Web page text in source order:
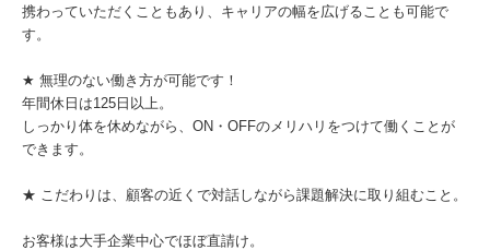
携わっていただくこともあり、キャリアの幅を広げることも可能で
す。
★ 無理のない働き方が可能です！
年間休日は125日以上。
しっかり体を休めながら、ON・OFFのメリハリをつけて働くことが
できます。
★ こだわりは、顧客の近くで対話しながら課題解決に取り組むこと。
お客様は大手企業中心でほぼ直請け。